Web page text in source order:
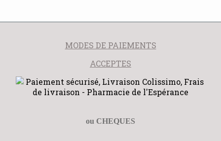
MODES DE PAIEMENTS
ACCEPTES
ou CHEQUES